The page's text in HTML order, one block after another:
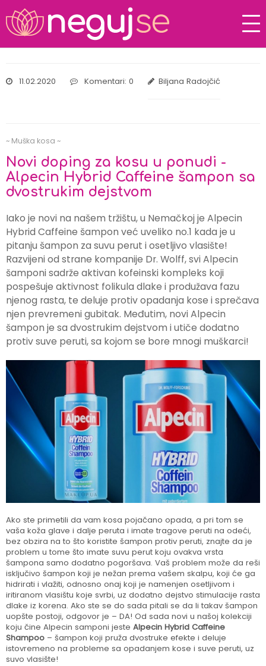
11.02.2020 Komentari: 0 Biljana Radojčić
~ Muška kosa ~
Novi doping za kosu u ponudi -
Alpecin Hybrid Caffeine šampon sa
dvostrukim dejstvom
Iako je novi na našem tržištu, u Nemačkoj je Alpecin
Hybrid Caffeine šampon već uveliko no.1 kada je u
pitanju šampon za suvu perut i osetljivo vlasište!
Razvijeni od strane kompanije Dr. Wolff, svi Alpecin
šamponi sadrže aktivan kofeinski kompleks koji
pospešuje aktivnost folikula dlake i produžava fazu
njenog rasta, te deluje protiv opadanja kose i sprečava
njen prevremeni gubitak. Međutim, novi Alpecin
šampon je sa dvostrukim dejstvom i utiče dodatno
protiv suve peruti, sa kojom se bore mnogi muškarci!
Ako ste primetili da vam kosa pojačano opada, a pri tom se
vaša koža glave i dalje peruta i imate tragove peruti na odeći,
bez obzira na to što koristite šampon protiv peruti, znajte da je
problem u tome što imate suvu perut koju ovakva vrsta
šampona samo dodatno pogoršava. Vaš problem može da reši
isključivo šampon koji je nežan prema vašem skalpu, koji će ga
hidrirati i vlažiti, odnosno onaj koji je namenjen osetljivom i
iritiranom vlasištu koje svrbi, uz dodatno dejstvo stimulacije rasta
dlake iz korena. Ako ste se do sada pitali se da li takav šampon
uopšte postoji, odgovor je – DA! Od sada novi u našoj kolekciji
koju čine Alpecin samponi jeste Alpecin Hybrid Caffeine
Shampoo – šampon koji pruža dvostruke efekte i deluje
istovremeno na probleme sa opadanjem kose i suve peruti, uz
suvo vlasište!